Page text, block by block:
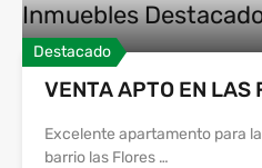
Inmuebles
Destacado
VENTA APTO EN LAS
Excelente apartamento para
barrio las Flores …